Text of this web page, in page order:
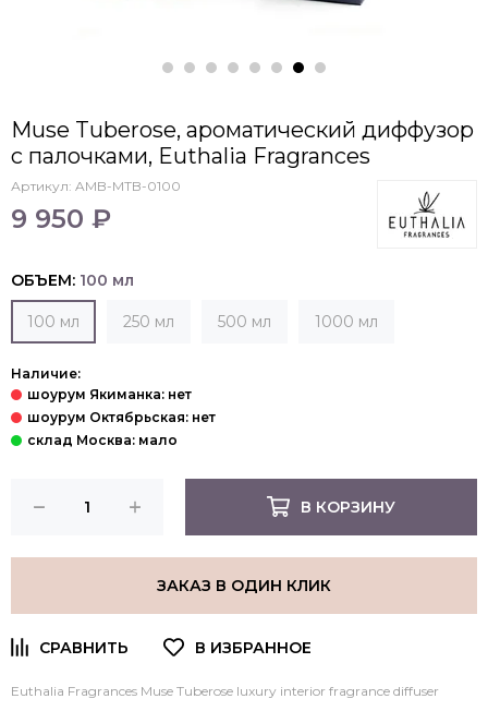
Muse Tuberose, ароматический диффузор
с палочками, Euthalia Fragrances
Артикул: AMB-MTB-0100
9 950 ₽
ОБЪЕМ: 100 мл
100 мл 250 мл 500 мл 1000 мл
Наличие:
В КОРЗИНУ
ЗАКАЗ В ОДИН КЛИК
Euthalia Fragrances Muse Tuberose luxury interior fragrance diffuser